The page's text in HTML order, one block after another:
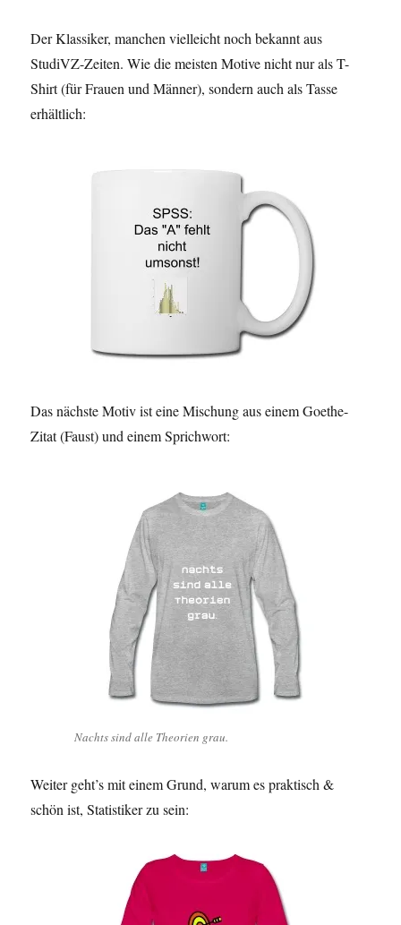
Der Klassiker, manchen vielleicht noch bekannt aus
StudiVZ-Zeiten. Wie die meisten Motive nicht nur als T-
Shirt (für Frauen und Männer), sondern auch als Tasse
erhältlich:
Das nächste Motiv ist eine Mischung aus einem Goethe-
Zitat (Faust) und einem Sprichwort:
Nachts sind alle Theorien grau.
Weiter geht’s mit einem Grund, warum es praktisch &
schön ist, Statistiker zu sein: